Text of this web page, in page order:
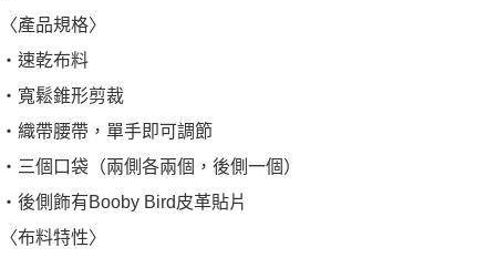
〈產品規格〉
・速乾布料
・寬鬆錐形剪裁
・織帶腰帶，單手即可調節
・三個口袋（兩側各兩個，後側一個）
・後側飾有Booby Bird皮革貼片
〈布料特性〉